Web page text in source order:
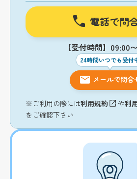
電話で問
【受付時間】09:00
24時間いつでも受付
メールで問合
※ご利用の際には利用規約 や利
をご確認下さい